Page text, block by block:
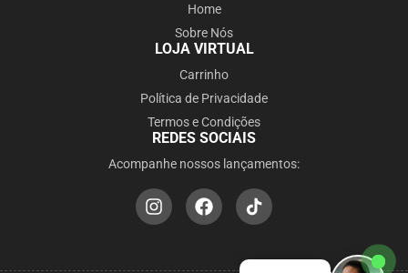
Home
Sobre Nós
LOJA VIRTUAL
Carrinho
Política de Privacidade
Termos e Condições
REDES SOCIAIS
Acompanhe nossos lançamentos: